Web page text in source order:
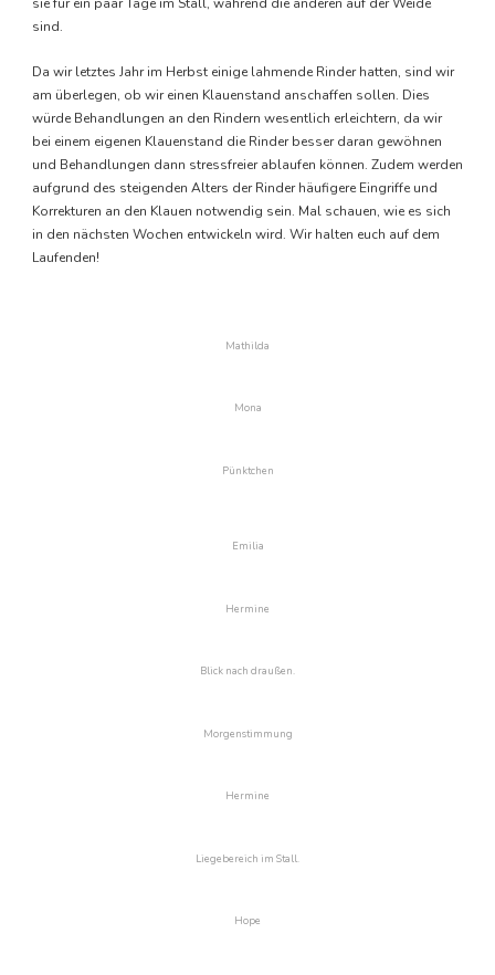
sind.
Da wir letztes Jahr im Herbst einige lahmende Rinder hatten, sind wir
am überlegen, ob wir einen Klauenstand anschaffen sollen. Dies
würde Behandlungen an den Rindern wesentlich erleichtern, da wir
bei einem eigenen Klauenstand die Rinder besser daran gewöhnen
und Behandlungen dann stressfreier ablaufen können. Zudem werden
aufgrund des steigenden Alters der Rinder häufigere Eingriffe und
Korrekturen an den Klauen notwendig sein. Mal schauen, wie es sich
in den nächsten Wochen entwickeln wird. Wir halten euch auf dem
Laufenden!
Mathilda
Mona
Pünktchen
Emilia
Hermine
Blick nach draußen.
Morgenstimmung
Hermine
Liegebereich im Stall.
Hope